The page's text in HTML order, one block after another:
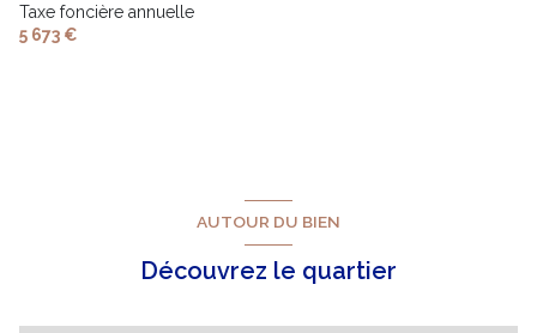
Taxe foncière annuelle
5 673 €
AUTOUR DU BIEN
Découvrez le quartier